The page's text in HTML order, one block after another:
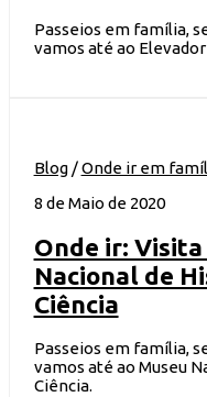
Passeios em família,
vamos até ao Elevador
Blog/Onde ir em
8 de Maio de 2020
Onde ir:
Nacional de
Ciência
Passeios em família,
vamos até ao Museu
Ciência.